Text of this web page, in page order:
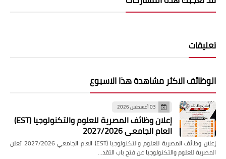
تعليقات
الوظائف الاكثر مشاهدة هذا الاسبوع
03 أغسطس 2026
إعلان وظائف المصرية للعلوم والتكنولوجيا (EST)
العام الجامعي 2027/2026
إعلان وظائف المصرية للعلوم والتكنولوجيا (EST) العام الجامعي 2027/2026 تعلن
المصرية للعلوم والتكنولوجيا عن فتح باب التقد…